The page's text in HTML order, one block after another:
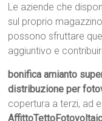
Le aziende che
sul proprio
possono sfruttare
aggiuntivo e
bonifica amianto
distribuzione per
copertura a terzi, ad